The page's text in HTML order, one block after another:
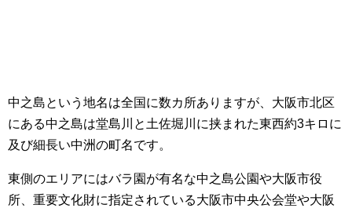
中之島という地名は全国に数カ所ありますが、大阪市北区
にある中之島は堂島川と土佐堀川に挟まれた東西約3キロに
及び細長い中洲の町名です。
東側のエリアにはバラ園が有名な中之島公園や大阪市役
所、重要文化財に指定されている大阪市中央公会堂や大阪